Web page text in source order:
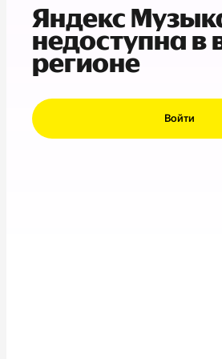
Яндекс
недоступна в
регионе
Войти